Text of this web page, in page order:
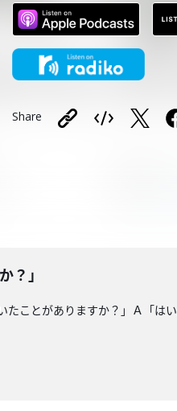
Share
？」
たことがありますか？」Ａ「